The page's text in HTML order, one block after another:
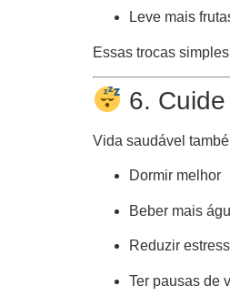
Leve mais
Essas trocas
6.
Vida saudável
Dormir melhor
Beber mais
Reduzir
Ter pausas de